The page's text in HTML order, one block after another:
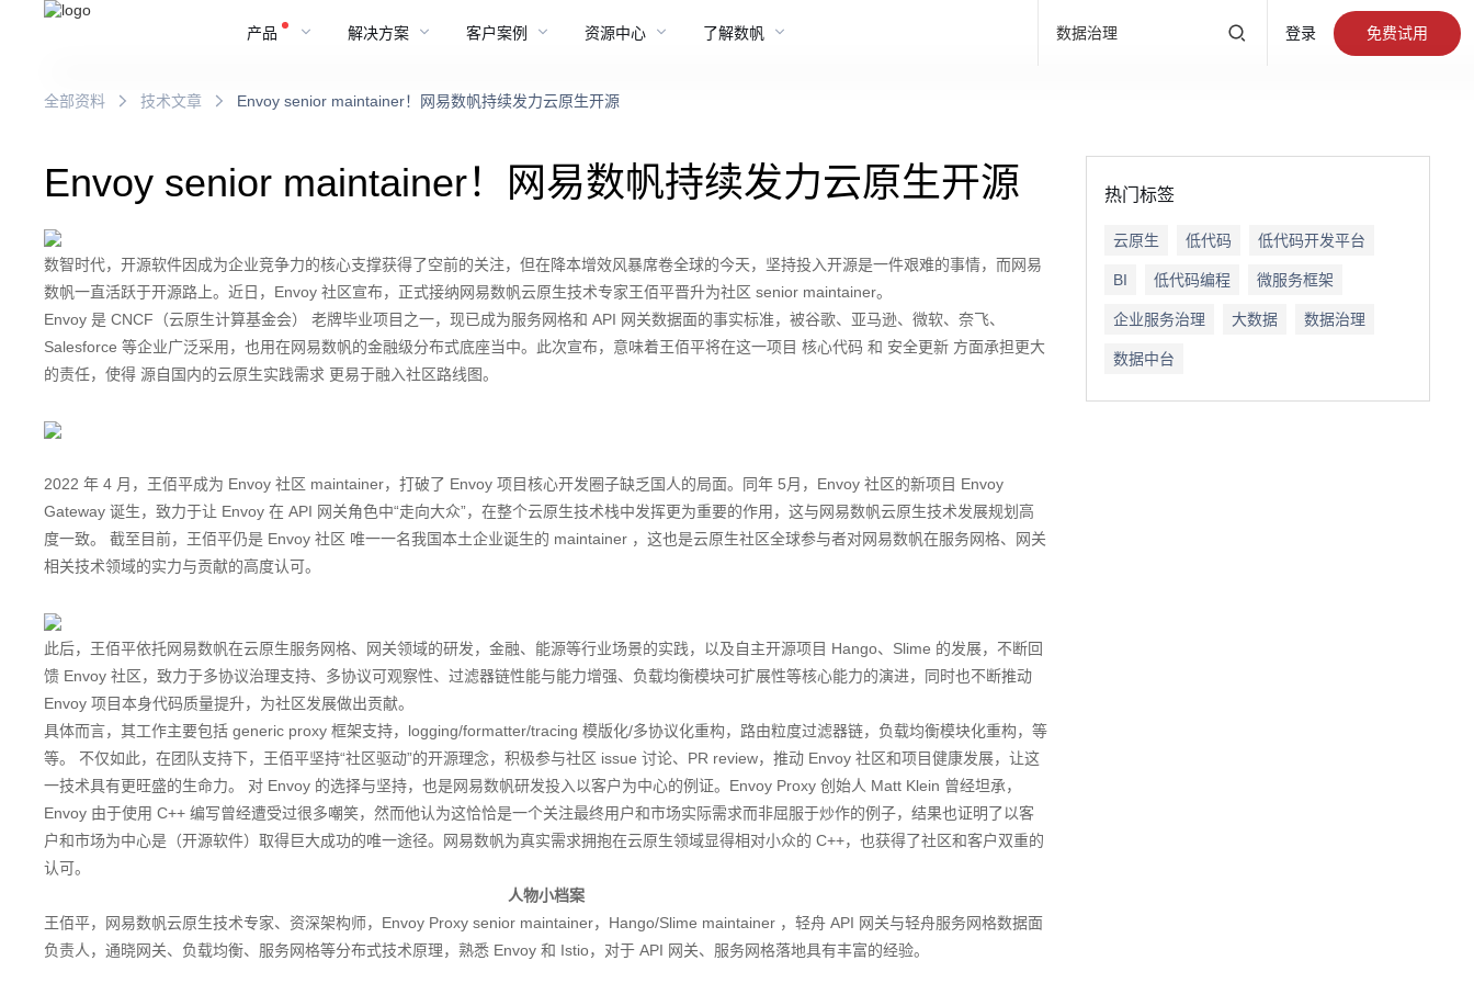
产品 解决方案 客户案例 资源中心 了解数帆 数据治理
数据开发
产品直达
登录 免费试用
全部资料 技术文章 Envoy senior maintainer！网易数帆持续发力云原生开源
Envoy senior maintainer！网易数帆持续发力云原生开源
数智时代，开源软件因成为企业竞争力的核心支撑获得了空前的关注，但在降本增效风暴席卷全球的今天，坚持投入开源是一件艰难的事情，而网易
数帆一直活跃于开源路上。近日，Envoy 社区宣布，正式接纳网易数帆云原生技术专家王佰平晋升为社区 senior maintainer。
Envoy 是 CNCF（云原生计算基金会） 老牌毕业项目之一，现已成为服务网格和 API 网关数据面的事实标准，被谷歌、亚马逊、微软、奈飞、
Salesforce 等企业广泛采用，也用在网易数帆的金融级分布式底座当中。此次宣布，意味着王佰平将在这一项目 核心代码 和 安全更新 方面承担更大
的责任，使得 源自国内的云原生实践需求 更易于融入社区路线图。
2022 年 4 月，王佰平成为 Envoy 社区 maintainer，打破了 Envoy 项目核心开发圈子缺乏国人的局面。同年 5月，Envoy 社区的新项目 Envoy
Gateway 诞生，致力于让 Envoy 在 API 网关角色中“走向大众”，在整个云原生技术栈中发挥更为重要的作用，这与网易数帆云原生技术发展规划高
度一致。
截至目前，王佰平仍是 Envoy 社区 唯一一名我国本土企业诞生的 maintainer ，这也是云原生社区全球参与者对网易数帆在服务网格、网关
相关技术领域的实力与贡献的高度认可。
此后，王佰平依托网易数帆在云原生服务网格、网关领域的研发，金融、能源等行业场景的实践，以及自主开源项目 Hango、Slime 的发展，不断回
馈 Envoy 社区，致力于多协议治理支持、多协议可观察性、过滤器链性能与能力增强、负载均衡模块可扩展性等核心能力的演进，同时也不断推动
Envoy 项目本身代码质量提升，为社区发展做出贡献。
具体而言，其工作主要包括 generic proxy 框架支持，logging/formatter/tracing 模版化/多协议化重构，路由粒度过滤器链，负载均衡模块化重构，等
等。
不仅如此，在团队支持下，王佰平坚持“社区驱动”的开源理念， 积极参与社区 issue 讨论、PR review，推动 Envoy 社区和项目健康发展，让这
一技术具有更旺盛的生命力。
对 Envoy 的选择与坚持，也是网易数帆研发投入以客户为中心的例证。Envoy Proxy 创始人 Matt Klein 曾经坦承，
Envoy 由于使用 C++ 编写曾经遭受过很多嘲笑，然而他认为这恰恰是一个关注最终用户和市场实际需求而非屈服于炒作的例子，结果也证明了以客
户和市场为中心是（开源软件）取得巨大成功的唯一途径。网易数帆为真实需求拥抱在云原生领域显得相对小众的 C++，也获得了社区和客户双重的
认可。
人物小档案
王佰平，网易数帆云原生技术专家、资深架构师，Envoy Proxy senior maintainer，Hango/Slime maintainer ，轻舟 API 网关与轻舟服务网格数据面
负责人，通晓网关、负载均衡、服务网格等分布式技术原理，熟悉 Envoy 和 Istio，对于 API 网关、服务网格落地具有丰富的经验。
热门标签
云原生 低代码 低代码开发平台
BI 低代码编程 微服务框架
企业服务治理 大数据 数据治理
数据中台